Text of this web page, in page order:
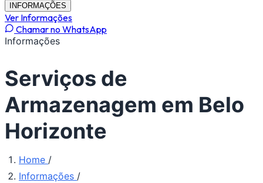
INFORMAÇÕES
Ver Informações
Chamar no WhatsApp
Informações
Serviços de
Armazenagem em Belo
Horizonte
Home /
Informações /